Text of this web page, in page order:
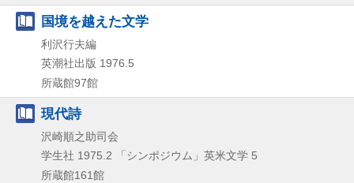
国境を越えた文学
利沢行夫編
英潮社出版 1976.5
所蔵館97館
現代詩
沢崎順之助司会
学生社 1975.2
「シンポジウム」英米文学 5
所蔵館161館